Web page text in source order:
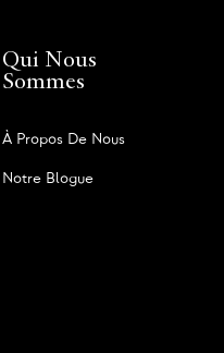
Qui Nous
Sommes
À Propos De Nous
Notre Blogue